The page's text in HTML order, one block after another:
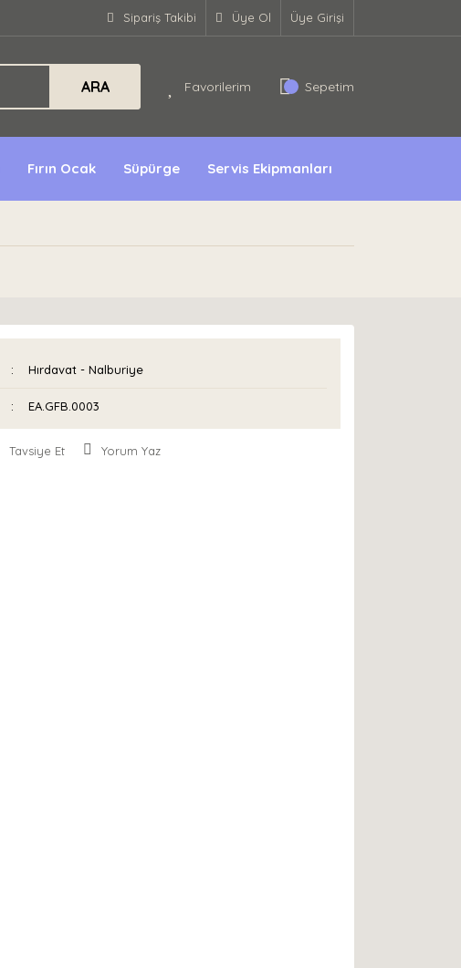
Sipariş Takibi Üye Ol Üye Girişi
ARA Favorilerim Sepetim
Fırın Ocak Süpürge Servis Ekipmanları
Hırdavat - Nalburiye
EA.GFB.0003
Tavsiye Et Yorum Yaz